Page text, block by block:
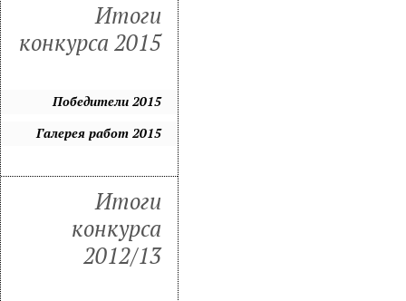
Итоги
конкурса 2015
Победители 2015
Галерея работ 2015
Итоги
конкурса
2012/13